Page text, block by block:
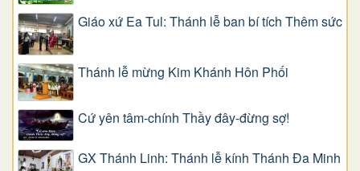
Giáo xứ Ea Tul: Thánh lễ ban bí tích Thêm sức
Thánh lễ mừng Kim Khánh Hôn Phối
Cứ yên tâm-chính Thầy đây-đừng sợ!
GX Thánh Linh: Thánh lễ kính Thánh Đa Minh